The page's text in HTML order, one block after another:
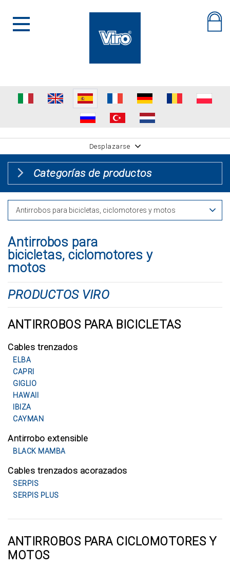
Desplazarse
Categorías de productos
Antirrobos para
bicicletas, ciclomotores y
motos
PRODUCTOS VIRO
ANTIRROBOS PARA BICICLETAS
Cables trenzados
ELBA
CAPRI
GIGLIO
HAWAII
IBIZA
CAYMAN
Antirrobo extensible
BLACK MAMBA
Cables trenzados acorazados
SERPIS
SERPIS PLUS
ANTIRROBOS PARA CICLOMOTORES Y
MOTOS